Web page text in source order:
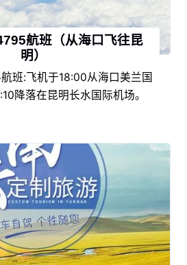
航班（从海口飞往昆
明）
班:飞机于18:00从海口美兰国
降落在昆明长水国际机场。